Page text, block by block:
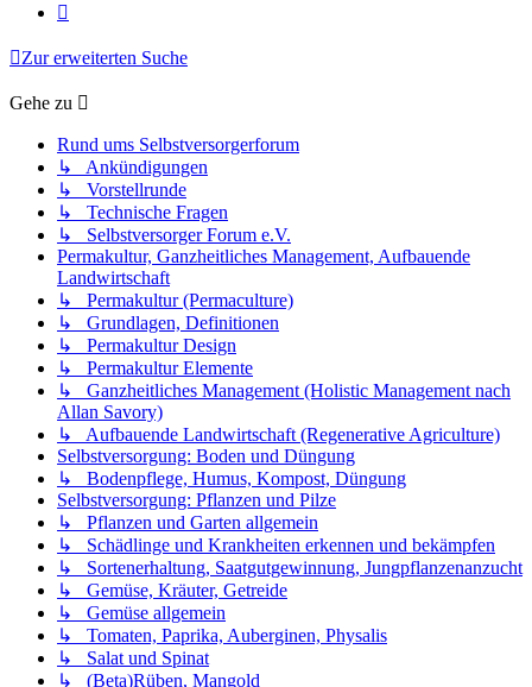
Zur erweiterten Suche
Gehe zu
Rund ums Selbstversorgerforum
↳ Ankündigungen
↳ Vorstellrunde
↳ Technische Fragen
↳ Selbstversorger Forum e.V.
Permakultur, Ganzheitliches Management, Aufbauende
Landwirtschaft
↳ Permakultur (Permaculture)
↳ Grundlagen, Definitionen
↳ Permakultur Design
↳ Permakultur Elemente
↳ Ganzheitliches Management (Holistic Management nach
Allan Savory)
↳ Aufbauende Landwirtschaft (Regenerative Agriculture)
Selbstversorgung: Boden und Düngung
↳ Bodenpflege, Humus, Kompost, Düngung
Selbstversorgung: Pflanzen und Pilze
↳ Pflanzen und Garten allgemein
↳ Schädlinge und Krankheiten erkennen und bekämpfen
↳ Sortenerhaltung, Saatgutgewinnung, Jungpflanzenanzucht
↳ Gemüse, Kräuter, Getreide
↳ Gemüse allgemein
↳ Tomaten, Paprika, Auberginen, Physalis
↳ Salat und Spinat
↳ (Beta)Rüben, Mangold